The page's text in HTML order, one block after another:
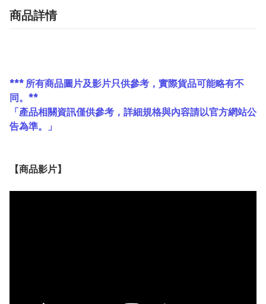
商品詳情
*** 所有商品圖片及影片只供參考，實際貨品可能略有不
同。**
「產品相關資訊僅供參考，詳細規格與內容請以官方網站公
告為準。」
【商品影片】